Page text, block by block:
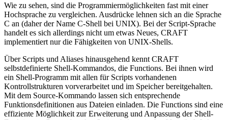
Wie zu sehen, sind die Programmiermöglichkeiten fast mit einer
Hochsprache zu vergleichen. Ausdrücke lehnen sich an die Sprache
C an (daher der Name C-Shell bei UNIX). Bei der Script-Sprache
handelt es sich allerdings nicht um etwas Neues, CRAFT
implementiert nur die Fähigkeiten von UNIX-Shells.
Über Scripts und Aliases hinausgehend kennt CRAFT
selbstdefinierte Shell-Kommandos, die Functions. Bei ihnen wird
ein Shell-Programm mit allen für Scripts vorhandenen
Kontrollstrukturen vorverarbeitet und im Speicher bereitgehalten.
Mit dem Source-Kommando lassen sich entsprechende
Funktionsdefinitionen aus Dateien einladen. Die Functions sind eine
effiziente Möglichkeit zur Erweiterung und Anpassung der Shell-